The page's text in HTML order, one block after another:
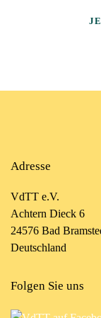
Adresse
VdTT e.V.
Achtern Dieck 6
24576 Bad
Deutschland
Folgen Sie uns